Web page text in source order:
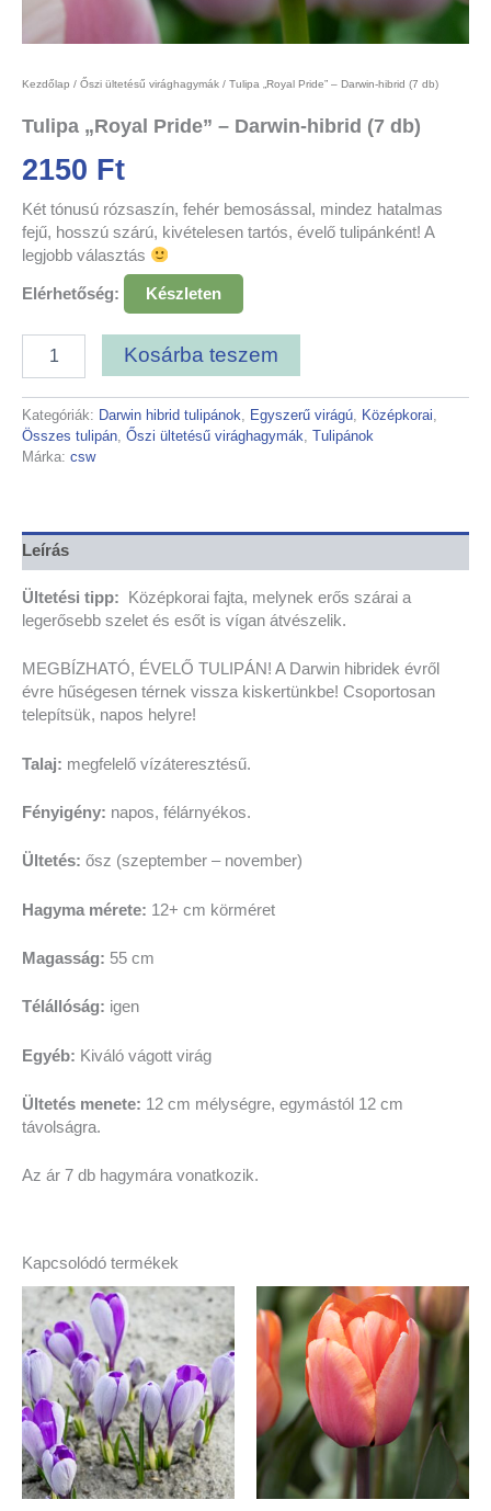
Kezdőlap / Őszi ültetésű virághagymák / Tulipa „Royal Pride” – Darwin-hibrid (7 db)
Tulipa „Royal Pride” – Darwin-hibrid (7 db)
2150 Ft
Két tónusú rózsaszín, fehér bemosással, mindez hatalmas
fejű, hosszú szárú, kivételesen tartós, évelő tulipánként! A
legjobb választás
Elérhetőség: Készleten
Kosárba teszem
Kategóriák: Darwin hibrid tulipánok, Egyszerű virágú, Középkorai,
Összes tulipán, Őszi ültetésű virághagymák, Tulipánok
Márka: csw
Leírás
Ültetési tipp: Középkorai fajta, melynek erős szárai a
legerősebb szelet és esőt is vígan átvészelik.
MEGBÍZHATÓ, ÉVELŐ TULIPÁN! A Darwin hibridek évről
évre hűségesen térnek vissza kiskertünkbe! Csoportosan
telepítsük, napos helyre!
Talaj: megfelelő vízáteresztésű.
Fényigény: napos, félárnyékos.
Ültetés: ősz (szeptember – november)
Hagyma mérete: 12+ cm körméret
Magasság: 55 cm
Télállóság: igen
Egyéb: Kiváló vágott virág
Ültetés menete: 12 cm mélységre, egymástól 12 cm
távolságra.
Az ár 7 db hagymára vonatkozik.
Kapcsolódó termékek